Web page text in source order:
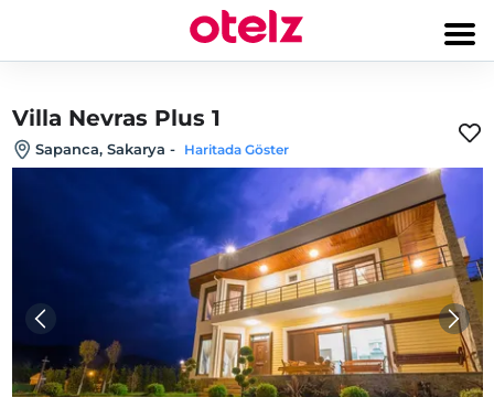
Villa Nevras Plus 1
Sapanca, Sakarya - Haritada Göster